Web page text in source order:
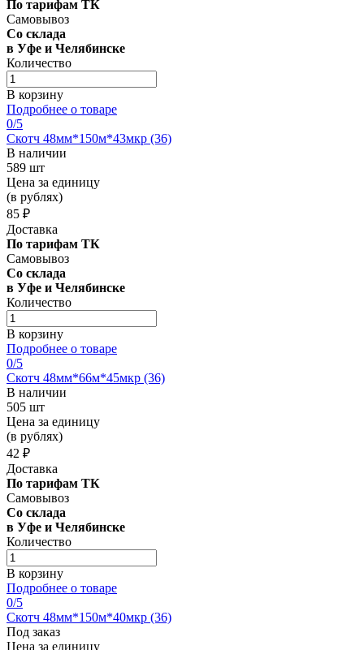
По тарифам ТК
Самовывоз
Со склада
в Уфе и Челябинске
Количество
В корзину
Подробнее о товаре
0/5
Скотч 48мм*150м*43мкр (36)
В наличии
589 шт
Цена за единицу
(в рублях)
85 ₽
Доставка
По тарифам ТК
Самовывоз
Со склада
в Уфе и Челябинске
Количество
В корзину
Подробнее о товаре
0/5
Скотч 48мм*66м*45мкр (36)
В наличии
505 шт
Цена за единицу
(в рублях)
42 ₽
Доставка
По тарифам ТК
Самовывоз
Со склада
в Уфе и Челябинске
Количество
В корзину
Подробнее о товаре
0/5
Скотч 48мм*150м*40мкр (36)
Под заказ
Цена за единицу